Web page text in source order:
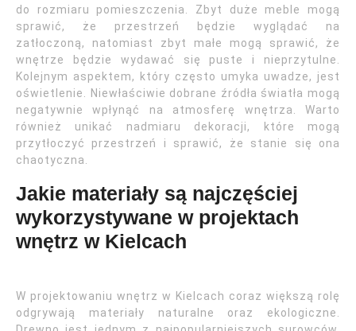
do rozmiaru pomieszczenia. Zbyt duże meble mogą
sprawić, że przestrzeń będzie wyglądać na
zatłoczoną, natomiast zbyt małe mogą sprawić, że
wnętrze będzie wydawać się puste i nieprzytulne.
Kolejnym aspektem, który często umyka uwadze, jest
oświetlenie. Niewłaściwie dobrane źródła światła mogą
negatywnie wpłynąć na atmosferę wnętrza. Warto
również unikać nadmiaru dekoracji, które mogą
przytłoczyć przestrzeń i sprawić, że stanie się ona
chaotyczna.
Jakie materiały są najczęściej
wykorzystywane w projektach
wnętrz w Kielcach
W projektowaniu wnętrz w Kielcach coraz większą rolę
odgrywają materiały naturalne oraz ekologiczne.